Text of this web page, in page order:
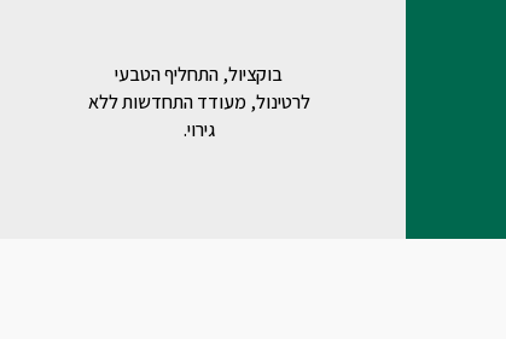
בוקציול, התחליף הטבעי
לרטינול, מעודד התחדשות ללא
גירוי.